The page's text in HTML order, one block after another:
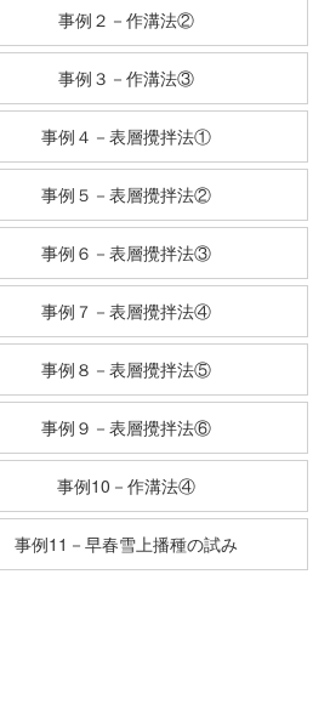
事例２－作溝法②
事例３－作溝法③
事例４－表層攪拌法①
事例５－表層攪拌法②
事例６－表層攪拌法③
事例７－表層攪拌法④
事例８－表層攪拌法⑤
事例９－表層攪拌法⑥
事例10－作溝法④
事例11－早春雪上播種の試み